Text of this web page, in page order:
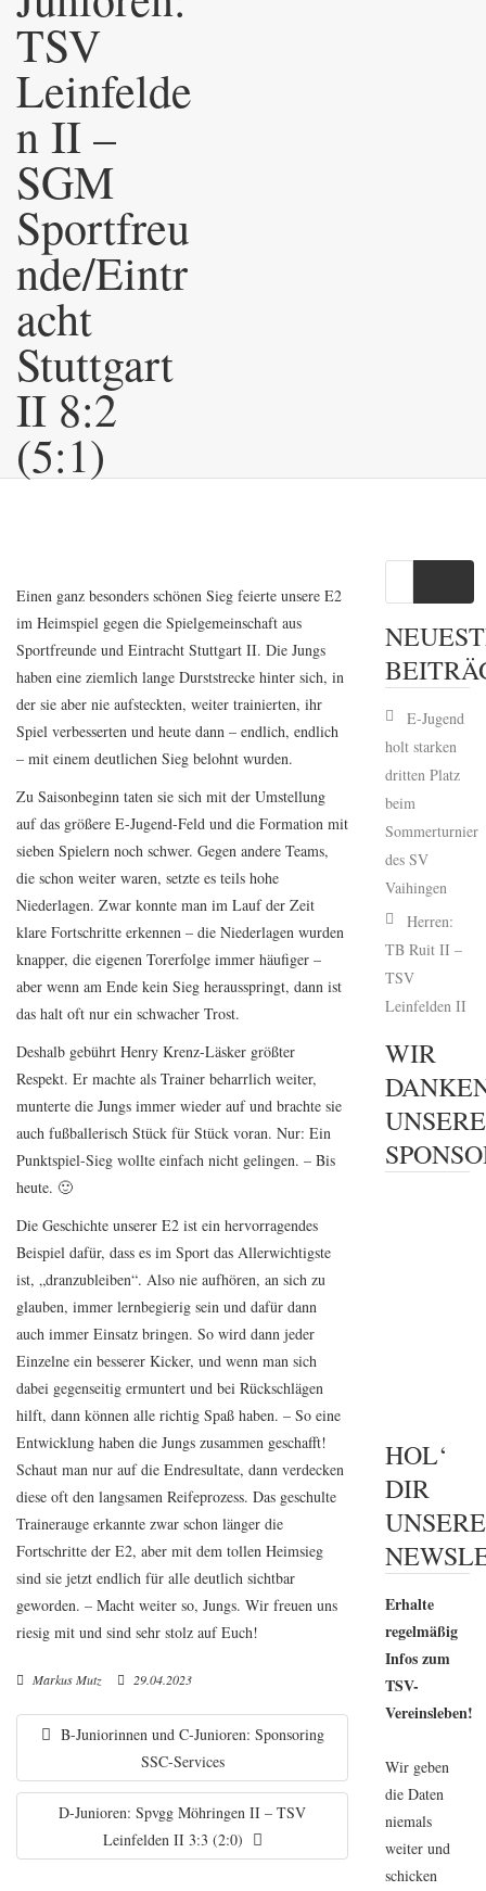
TSV
Leinfelde
n II –
SGM
Sportfreu
nde/Eintr
acht
Stuttgart
II 8:2
(5:1)
Einen ganz besonders schönen Sieg feierte unsere E2
im Heimspiel gegen die Spielgemeinschaft aus
Sportfreunde und Eintracht Stuttgart II. Die Jungs
haben eine ziemlich lange Durststrecke hinter sich, in
der sie aber nie aufsteckten, weiter trainierten, ihr
Spiel verbesserten und heute dann – endlich, endlich
– mit einem deutlichen Sieg belohnt wurden.
Zu Saisonbeginn taten sie sich mit der Umstellung
auf das größere E-Jugend-Feld und die Formation mit
sieben Spielern noch schwer. Gegen andere Teams,
die schon weiter waren, setzte es teils hohe
Niederlagen. Zwar konnte man im Lauf der Zeit
klare Fortschritte erkennen – die Niederlagen wurden
knapper, die eigenen Torerfolge immer häufiger –
aber wenn am Ende kein Sieg herausspringt, dann ist
das halt oft nur ein schwacher Trost.
Deshalb gebührt Henry Krenz-Läsker größter
Respekt. Er machte als Trainer beharrlich weiter,
munterte die Jungs immer wieder auf und brachte sie
auch fußballerisch Stück für Stück voran. Nur: Ein
Punktspiel-Sieg wollte einfach nicht gelingen. – Bis
heute. 🙂
Die Geschichte unserer E2 ist ein hervorragendes
Beispiel dafür, dass es im Sport das Allerwichtigste
ist, „dranzubleiben“. Also nie aufhören, an sich zu
glauben, immer lernbegierig sein und dafür dann
auch immer Einsatz bringen. So wird dann jeder
Einzelne ein besserer Kicker, und wenn man sich
dabei gegenseitig ermuntert und bei Rückschlägen
hilft, dann können alle richtig Spaß haben. – So eine
Entwicklung haben die Jungs zusammen geschafft!
Schaut man nur auf die Endresultate, dann verdecken
diese oft den langsamen Reifeprozess. Das geschulte
Trainerauge erkannte zwar schon länger die
Fortschritte der E2, aber mit dem tollen Heimsieg
sind sie jetzt endlich für alle deutlich sichtbar
geworden. – Macht weiter so, Jungs. Wir freuen uns
riesig mit und sind sehr stolz auf Euch!
Markus Mutz 29.04.2023
B-Juniorinnen und C-Junioren: Sponsoring
SSC-Services
D-Junioren: Spvgg Möhringen II – TSV
Leinfelden II 3:3 (2:0)
E-Jugend
holt starken
dritten Platz
beim
Sommerturnier
des SV
Vaihingen
Herren:
TB Ruit II –
TSV
Leinfelden II
WIR
HOL‘
DIR
Erhalte
regelmäßig
Infos zum
TSV-
Vereinsleben!
Wir geben
die Daten
niemals
weiter und
schicken